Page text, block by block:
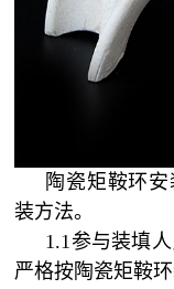
陶瓷矩鞍环
装方法。
1.1参与装填
严格按陶瓷矩鞍